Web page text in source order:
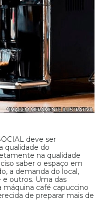
deve ser
qualidade do
na qualidade
saber o espaço em
a demanda do local,
e outros. Uma das
máquina café capuccino
de preparar mais de